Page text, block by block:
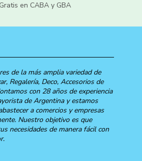
Gratis en CABA y GBA
de la más amplia variedad de
Regalería, Deco, Accesorios de
con 28 años de experiencia
de Argentina y estamos
a comercios y empresas
Nuestro objetivo es que
necesidades de manera fácil con